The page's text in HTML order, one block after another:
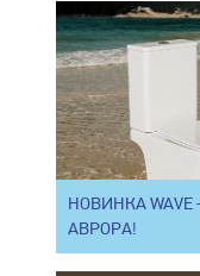
НОВИНКА WAVE
АВРОРА!